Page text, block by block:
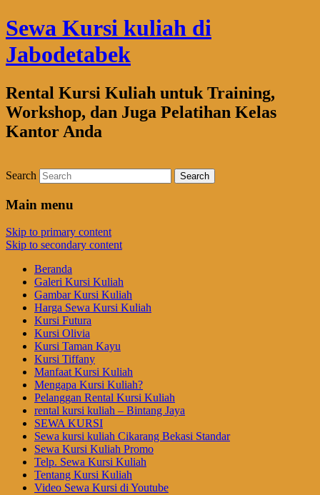
Sewa Kursi kuliah di
Jabodetabek
Rental Kursi Kuliah untuk Training,
Workshop, dan Juga Pelatihan Kelas
Kantor Anda
Search
Main menu
Skip to primary content
Skip to secondary content
Beranda
Galeri Kursi Kuliah
Gambar Kursi Kuliah
Harga Sewa Kursi Kuliah
Kursi Futura
Kursi Olivia
Kursi Taman Kayu
Kursi Tiffany
Manfaat Kursi Kuliah
Mengapa Kursi Kuliah?
Pelanggan Rental Kursi Kuliah
rental kursi kuliah – Bintang Jaya
SEWA KURSI
Sewa kursi kuliah Cikarang Bekasi Standar
Sewa Kursi Kuliah Promo
Telp. Sewa Kursi Kuliah
Tentang Kursi Kuliah
Video Sewa Kursi di Youtube